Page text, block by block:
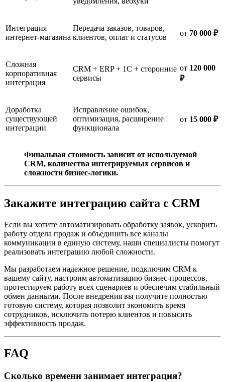
Интеграция
интернет-магазина
Передача заказов, товаров,
клиентов, оплат и статусов
от 70 000 ₽
Сложная
корпоративная
интеграция
CRM + ERP + 1С + сторонние
сервисы
от 120 000
₽
Доработка
существующей
интеграции
Исправление ошибок,
оптимизация, расширение
функционала
от 15 000 ₽
Финальная стоимость зависит от используемой
CRM, количества интегрируемых сервисов и
сложности бизнес-логики.
Закажите интеграцию сайта с CRM
Если вы хотите автоматизировать обработку заявок, ускорить
работу отдела продаж и объединить все каналы
коммуникации в единую систему, наши специалисты помогут
реализовать интеграцию любой сложности.
Мы разработаем надежное решение, подключим CRM к
вашему сайту, настроим автоматизацию бизнес-процессов,
протестируем работу всех сценариев и обеспечим стабильный
обмен данными. После внедрения вы получите полностью
готовую систему, которая позволит экономить время
сотрудников, исключить потерю клиентов и повысить
эффективность продаж.
FAQ
Сколько времени занимает интеграция?